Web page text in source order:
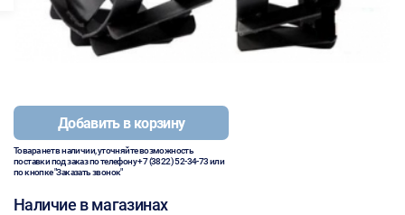
Добавить в корзину
Товара нет в наличии, уточняйте возможность
поставки под заказ по телефону+7 (3822) 52-34-73или
по кнопке "Заказать звонок"
Наличие в магазинах